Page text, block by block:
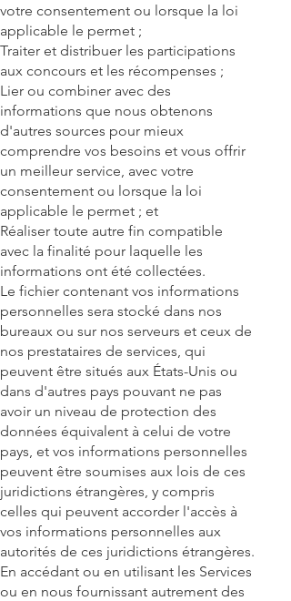
votre consentement ou lorsque la loi
applicable le permet ;
Traiter et distribuer les participations
aux concours et les récompenses ;
Lier ou combiner avec des
informations que nous obtenons
d'autres sources pour mieux
comprendre vos besoins et vous offrir
un meilleur service, avec votre
consentement ou lorsque la loi
applicable le permet ; et
Réaliser toute autre fin compatible
avec la finalité pour laquelle les
informations ont été collectées.
Le fichier contenant vos informations
personnelles sera stocké dans nos
bureaux ou sur nos serveurs et ceux de
nos prestataires de services, qui
peuvent être situés aux États-Unis ou
dans d'autres pays pouvant ne pas
avoir un niveau de protection des
données équivalent à celui de votre
pays, et vos informations personnelles
peuvent être soumises aux lois de ces
juridictions étrangères, y compris
celles qui peuvent accorder l'accès à
vos informations personnelles aux
autorités de ces juridictions étrangères.
En accédant ou en utilisant les Services
ou en nous fournissant autrement des